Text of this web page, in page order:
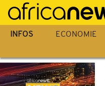
Passer
au
contenu
INFOS ECONOMIE